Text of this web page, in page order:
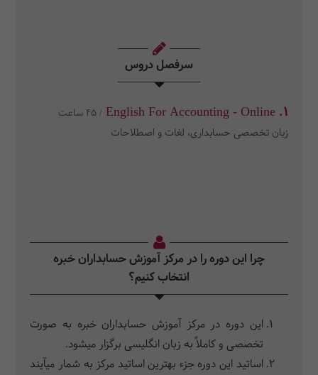
سرفصل دروس
1. English For Accounting - Online / 45 ساعت
زبان تخصصی حسابداری، لغات و اصطلاحات
چرا این دوره را در مرکز آموزش حسابداران خبره
انتخاب کنیم؟
این دوره در مرکز آموزش حسابداران خبره به صورت
تخصصی و کاملاً به زبان انگلیسی برگزار می­‎شود.
اساتید این دوره جزء بهترین اساتید مرکز به شمار می­‎آیند